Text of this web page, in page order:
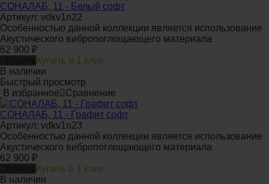
СОНАЛАБ, 11 - Белый софт
Артикул: vdkv1n22
Особенностью данной коллекции является использование
Акустического вибропоглощающего материала
62 900 ₽
Купить в 1 клик
В наличии
Быстрый просмотр
В избранное
Сравнение
СОНАЛАБ, 11 - Графит софт
Артикул: vdkv1n23
Особенностью данной коллекции является использование
Акустического вибропоглощающего материала
62 900 ₽
Купить в 1 клик
В наличии